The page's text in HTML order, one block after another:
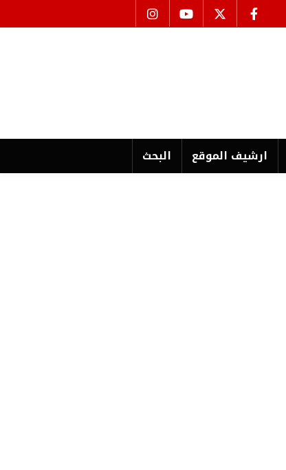
ارشیف الموقع البحث